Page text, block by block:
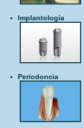
Implantología
Periodoncia